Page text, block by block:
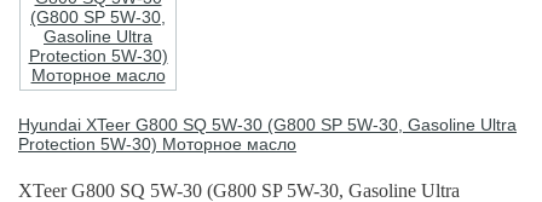
Hyundai XTeer G800 SQ 5W-30 (G800 SP 5W-30, Gasoline Ultra
Protection 5W-30) Моторное масло
XTeer G800 SQ 5W-30 (G800 SP 5W-30, Gasoline Ultra